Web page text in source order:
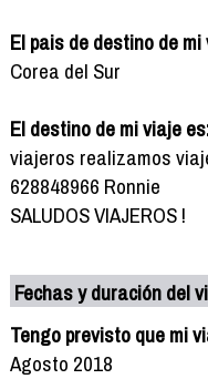
El pais de destino de
Corea del Sur
El destino de mi viaje
viajeros realizamos
628848966 Ronnie
SALUDOS VIAJEROS !
Fechas y duración del
Tengo previsto que mi
Agosto 2018